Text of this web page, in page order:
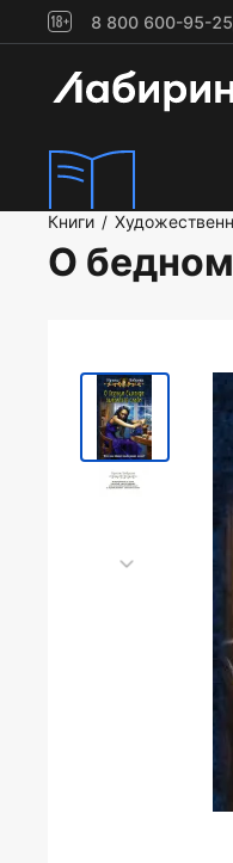
8 800 600-95-25
Книги /
О